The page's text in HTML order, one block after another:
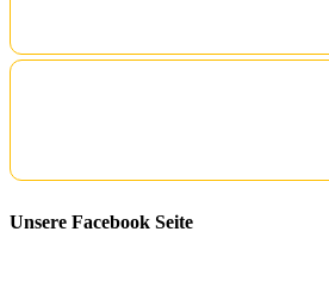
Unsere Facebook Seite